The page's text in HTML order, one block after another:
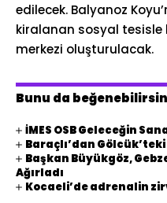
edilecek. Balyanoz
kiralanan sosyal tesisle
merkezi oluşturulacak.
Bunu da beğenebilirsin
İMES OSB Geleceğin
Baraçlı’dan
Başkan Büyükgöz,
Ağırladı
Kocaeli’de adrenalin